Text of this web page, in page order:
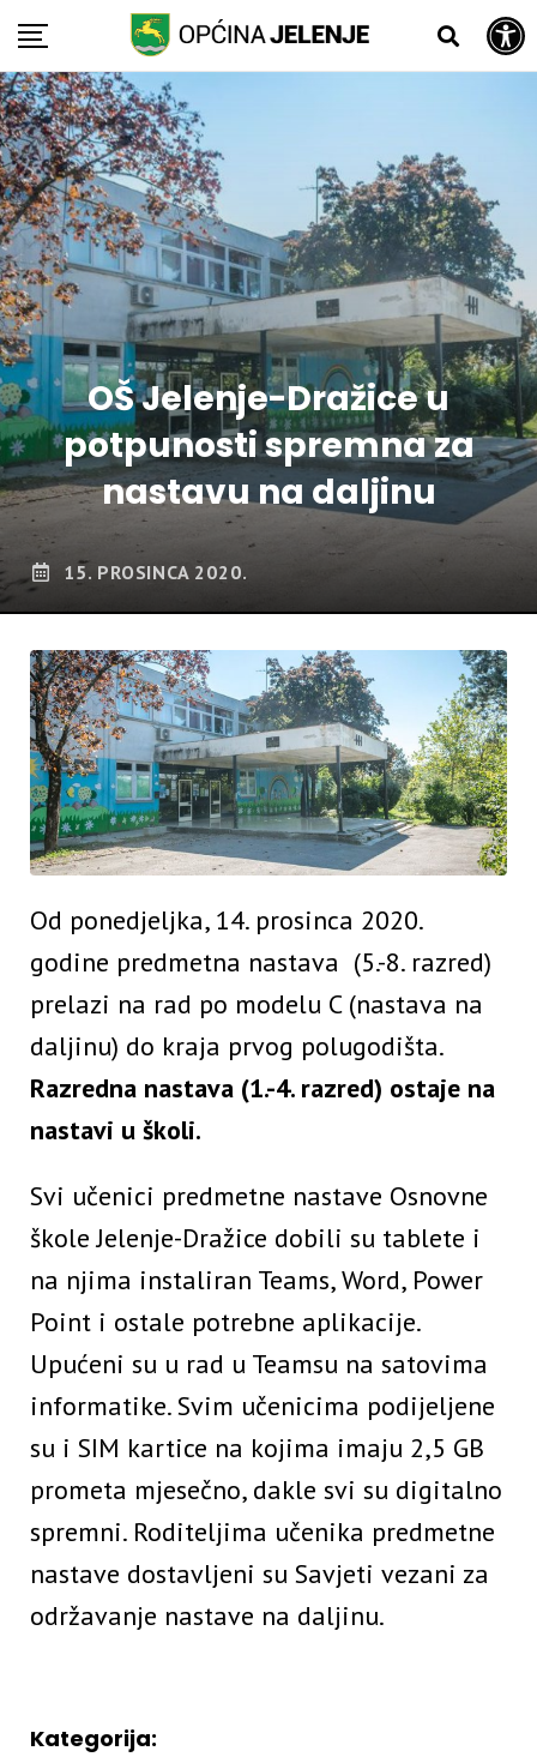
Open toolbar
Skip
content
OŠ Jelenje-Dražice u
potpunosti spremna za
nastavu na daljinu
15. PROSINCA 2020.
Od ponedjeljka, 14. prosinca 2020.
godine predmetna nastava (5.-8. razred)
prelazi na rad po modelu C (nastava na
daljinu) do kraja prvog polugodišta.
Razredna nastava (1.-4. razred) ostaje na
nastavi u školi.
Svi učenici predmetne nastave Osnovne
škole Jelenje-Dražice dobili su tablete i
na njima instaliran Teams, Word, Power
Point i ostale potrebne aplikacije.
Upućeni su u rad u Teamsu na satovima
informatike. Svim učenicima podijeljene
su i SIM kartice na kojima imaju 2,5 GB
prometa mjesečno, dakle svi su digitalno
spremni. Roditeljima učenika predmetne
nastave dostavljeni su Savjeti vezani za
održavanje nastave na daljinu.
Kategorija: